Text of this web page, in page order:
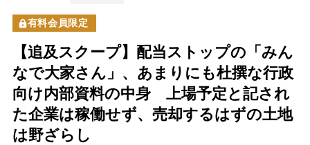
有料会員限定
【追及スクープ】配当ストップの「みん
なで大家さん」、あまりにも杜撰な行政
向け内部資料の中身 上場予定と記され
た企業は稼働せず、売却するはずの土地
は野ざらし